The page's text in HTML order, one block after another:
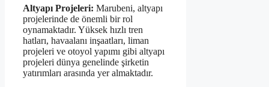
Altyapı Projeleri: Marubeni, altyapı
projelerinde de önemli bir rol
oynamaktadır. Yüksek hızlı tren
hatları, havaalanı inşaatları, liman
projeleri ve otoyol yapımı gibi altyapı
projeleri dünya genelinde şirketin
yatırımları arasında yer almaktadır.